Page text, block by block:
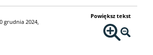
grudnia 2024,
Powiększ tekst